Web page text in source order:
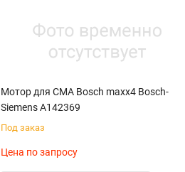
Мотор для СМА Bosch maxx4 Bosch-
Siemens A142369
Под заказ
Цена по запросу